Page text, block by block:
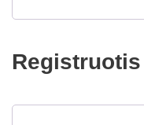
Registruotis